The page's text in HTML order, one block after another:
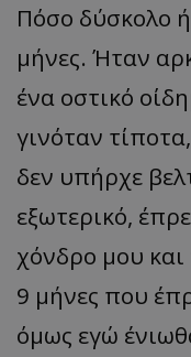
Πόσο δύσκολο
μήνες. Ήταν
ένα οστικό
γινόταν
δεν υπήρχε
εξωτερικό,
χόνδρο μου
9 μήνες που
όμως εγώ